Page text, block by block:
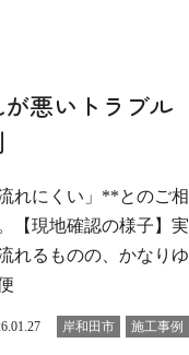
悪いトラブル
れにくい」**とのご相
【現地確認の様子】実
れるものの、かなりゆ
岸和田市 施工事例